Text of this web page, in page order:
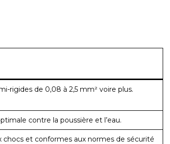
rigides de 0,08 à 2,5 mm² voire plus.
contre la poussière et l’eau.
chocs et conformes aux normes de sécurité